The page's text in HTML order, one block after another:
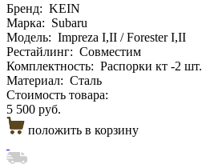
Бренд: KEIN
Марка: Subaru
Модель: Impreza I,II / Forester I,II
Рестайлинг: Совместим
Комплектность: Распорки кт -2 шт.
Материал: Сталь
Стоимость товара:
5 500 руб.
положить в корзину